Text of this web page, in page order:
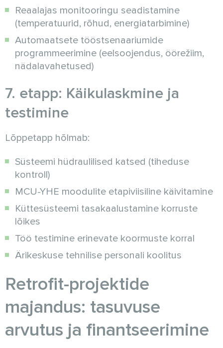
Reaalajas monitooringu seadistamine
(temperatuurid, rõhud, energiatarbimine)
Automaatsete tööstsenaariumide
programmeerimine (eelsoojendus, öörežiim,
nädalavahetused)
7. etapp: Käikulaskmine ja
testimine
Lõppetapp hõlmab:
Süsteemi hüdraulilised katsed (tiheduse
kontroll)
MCU-YHE moodulite etapiviisiline käivitamine
Küttesüsteemi tasakaalustamine korruste
lõikes
Töö testimine erinevate koormuste korral
Ärikeskuse tehnilise personali koolitus
Retrofit-projektide
majandus: tasuvuse
arvutus ja finantseerimine